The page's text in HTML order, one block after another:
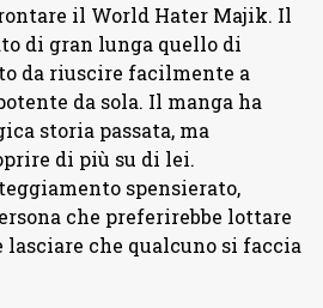
il World Hater Majik. Il
di gran lunga quello di
da riuscire facilmente a
da sola. Il manga ha
storia passata, ma
di più su di lei.
spensierato,
che preferirebbe lottare
lasciare che qualcuno si faccia